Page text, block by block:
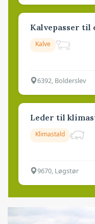
Kalvepasser til
Kalve
6392, Bolderslev
Leder til
Klimastald
9670, Løgstør